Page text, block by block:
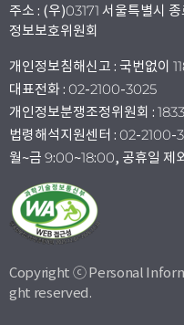
주소 : (우)03171 서울특별시
정보보호위원회
개인정보침해신고 : 국번없이
대표전화 : 02-2100-3025
개인정보분쟁조정위원회 :
법령해석지원센터 : 02-2100-
월~금 9:00~18:00, 공휴일 제
Copyright ⓒ Personal
ght reserved.